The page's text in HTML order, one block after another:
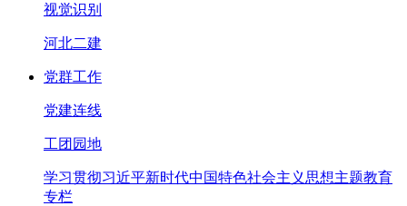
视觉识别
河北二建
党群工作
党建连线
工团园地
学习贯彻习近平新时代中国特色社会主义思想主题教育
专栏